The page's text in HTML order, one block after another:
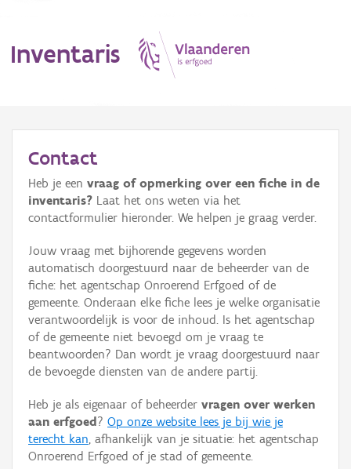
Inventaris
Erfgoedobject
Aanduidingsobject
Waarneming
Thema
Gebeurtenis
Persoon of collectief
Hergebruik
Aanmelden
Contact
Heb je een vraag of opmerking over een fiche in de
inventaris? Laat het ons weten via het
contactformulier hieronder. We helpen je graag verder.
Jouw vraag met bijhorende gegevens worden
automatisch doorgestuurd naar de beheerder van de
fiche: het agentschap Onroerend Erfgoed of de
gemeente. Onderaan elke fiche lees je welke organisatie
verantwoordelijk is voor de inhoud. Is het agentschap
of de gemeente niet bevoegd om je vraag te
beantwoorden? Dan wordt je vraag doorgestuurd naar
de bevoegde diensten van de andere partij.
Heb je als eigenaar of beheerder vragen over werken
aan erfgoed ? Op onze website lees je bij wie je
terecht kan, afhankelijk van je situatie: het agentschap
Onroerend Erfgoed of je stad of gemeente.